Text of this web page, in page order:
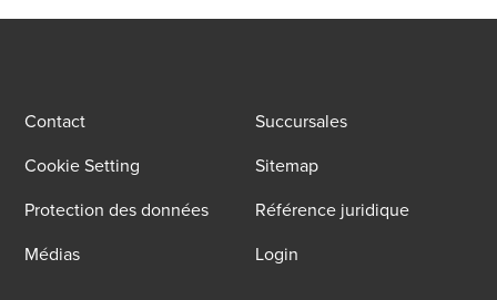
Contact
Succursales
Cookie Setting
Sitemap
Protection des données
Référence juridique
Médias
Login